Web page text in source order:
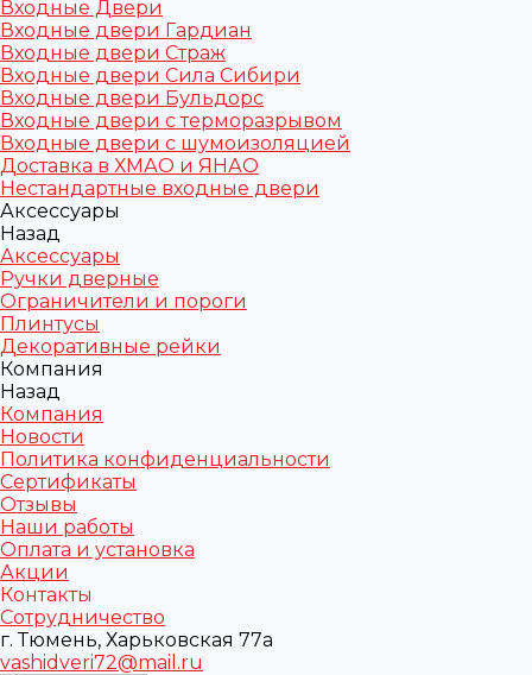
Входные Двери
Входные двери Гардиан
Входные двери Страж
Входные двери Сила Сибири
Входные двери Бульдорс
Входные двери с терморазрывом
Входные двери с шумоизоляцией
Доставка в ХМАО и ЯНАО
Нестандартные входные двери
Аксессуары
Назад
Аксессуары
Ручки дверные
Ограничители и пороги
Плинтусы
Декоративные рейки
Компания
Назад
Компания
Новости
Политика конфиденциальности
Сертификаты
Отзывы
Наши работы
Оплата и установка
Акции
Контакты
Сотрудничество
г. Тюмень, Харьковская 77а
vashidveri72@mail.ru